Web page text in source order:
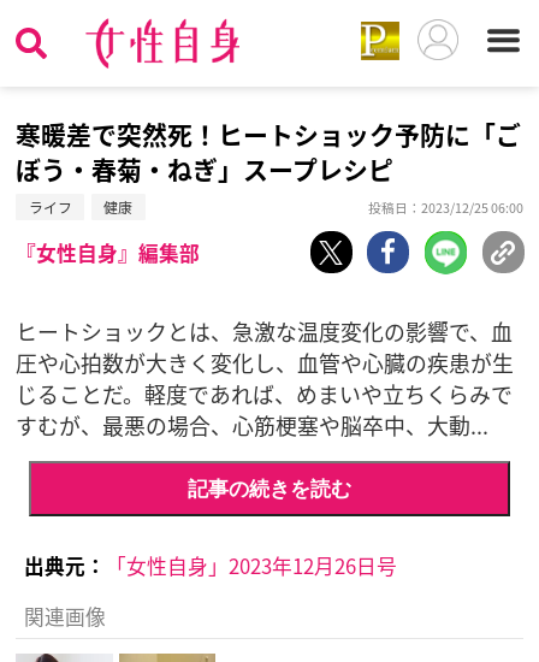
寒暖差で突然死！ヒートショック予防に「ご
ぼう・春菊・ねぎ」スープレシピ
ライフ 健康 投稿日：2023/12/25 06:00
『女性自身』編集部
ヒートショックとは、急激な温度変化の影響で、血
圧や心拍数が大きく変化し、血管や心臓の疾患が生
じることだ。軽度であれば、めまいや立ちくらみで
すむが、最悪の場合、心筋梗塞や脳卒中、大動...
記事の続きを読む
出典元：
「女性自身」2023年12月26日号
関連画像